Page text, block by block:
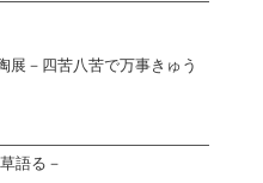
展－四苦八苦で万事きゅう
語る－